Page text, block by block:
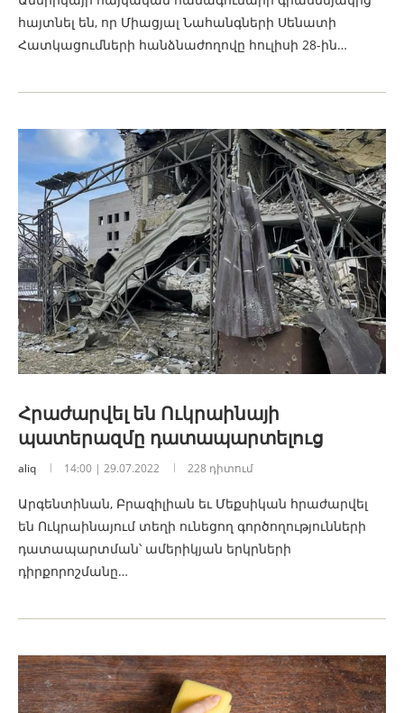
հայտնել են, որ Միացյալ Նահանգների Սենատի
Հատկացումների հանձնաժողովը հուլիսի 28-ին…
Հրաժարվել են Ուկրաինայի
պատերազմը դատապարտելուց
aliq 14:00 | 29.07.2022 228 դիտում
Արգենտինան, Բրազիլիան եւ Մեքսիկան հրաժարվել
են Ուկրաինայում տեղի ունեցող գործողությունների
դատապարտման՝ ամերիկյան երկրների
դիրքորոշմանը…